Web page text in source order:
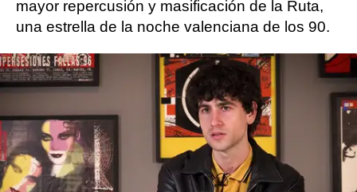
mayor repercusión y masificación de la Ruta,
una estrella de la noche valenciana de los 90.
Todos quieren conocerle. Todos quieren bailar
lo que pincha. Todos quieren ser como él.
Salvo Marc, que daría su vida por ser otro.